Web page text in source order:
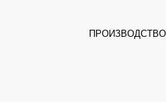
ПРОИЗВОДСТВО